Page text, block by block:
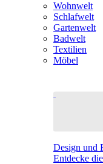
Wohnwelt
Schlafwelt
Gartenwelt
Badwelt
Textilien
Möbel
Design und
Entdecke